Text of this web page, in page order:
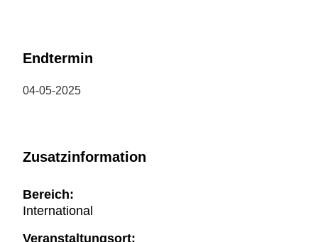
Endtermin
04-05-2025
Zusatzinformation
Bereich:
International
Veranstaltungsort: